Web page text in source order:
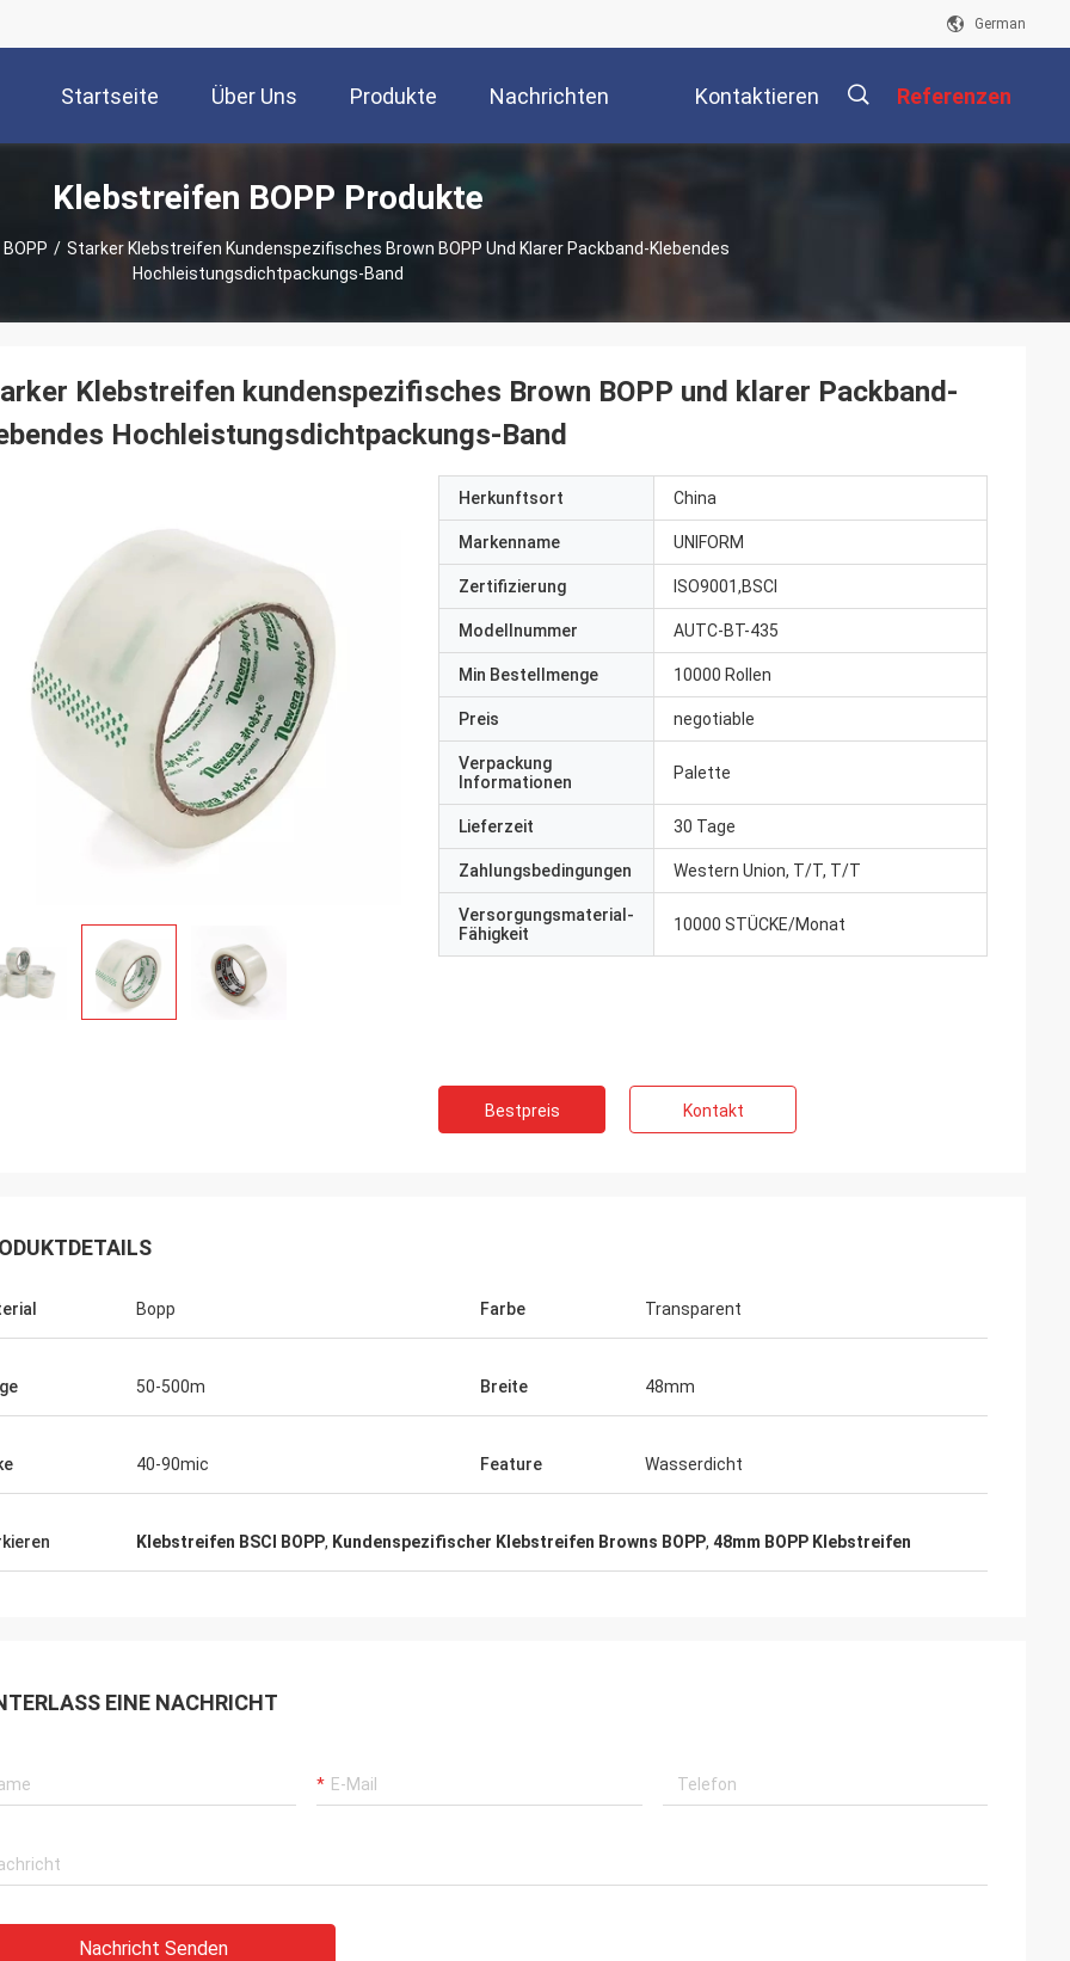
German
Startseite Über Uns Produkte Nachrichten Kontaktieren Referenzen
Klebstreifen BOPP Produkte
/ Starker Klebstreifen Kundenspezifisches Brown BOPP Und Klarer Packband-Klebendes
Hochleistungsdichtpackungs-Band
Klebstreifen kundenspezifisches Brown BOPP und klarer Packband-
Hochleistungsdichtpackungs-Band
Herkunftsort China
Markenname UNIFORM
Zertifizierung ISO9001,BSCI
Modellnummer AUTC-BT-435
Min Bestellmenge 10000 Rollen
Preis negotiable
Verpackung
Informationen
Palette
Lieferzeit 30 Tage
Zahlungsbedingungen Western Union, T/T, T/T
Versorgungsmaterial-
Fähigkeit
10000 STÜCKE/Monat
Bestpreis Kontakt
Bopp Farbe Transparent
50-500m Breite 48mm
40-90mic Feature Wasserdicht
Klebstreifen BSCI BOPP, Kundenspezifischer Klebstreifen Browns BOPP, 48mm BOPP Klebstreifen
EINE NACHRICHT
Nachricht Senden